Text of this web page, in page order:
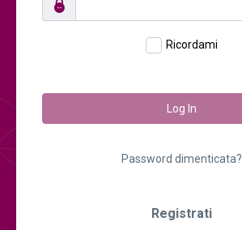
Ricordami
Log In
Password dimenticata?
Registrati